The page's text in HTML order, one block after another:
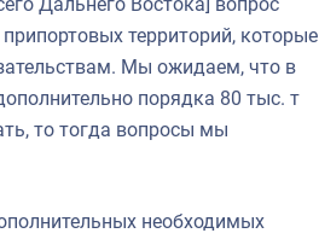
территорий, которые
Мы ожидаем, что в
порядка 80 тыс. т
то тогда вопросы мы
необходимых